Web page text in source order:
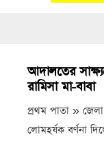
আদালতের
রামিসা মা-বাবা
প্রথম পাতা »
লোমহর্ষক বর্ণনা